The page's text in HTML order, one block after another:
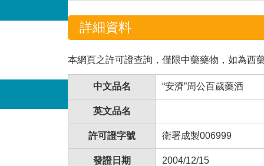
詳細資料
本網頁之許可證查詢，僅限中藥藥物，如為西
中文品名 “安濟”周公百歲藥酒
英文品名
許可證字號 衛署成製006999
發證日期 2004/12/15